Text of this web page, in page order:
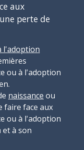
aux
perte de
l'adoption
ou à l'adoption
naissance ou
faire face aux
ou à l'adoption
à son